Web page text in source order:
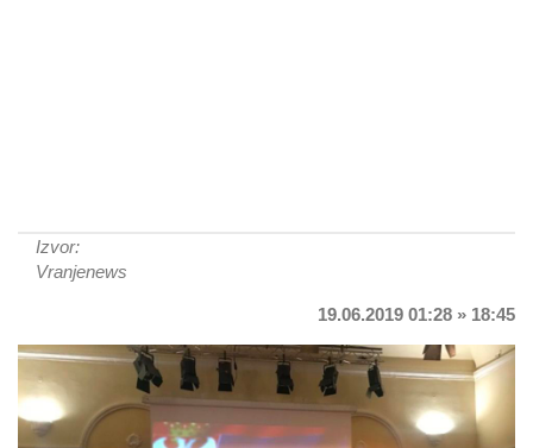
Izvor:
Vranjenews
19.06.2019 01:28 » 18:45